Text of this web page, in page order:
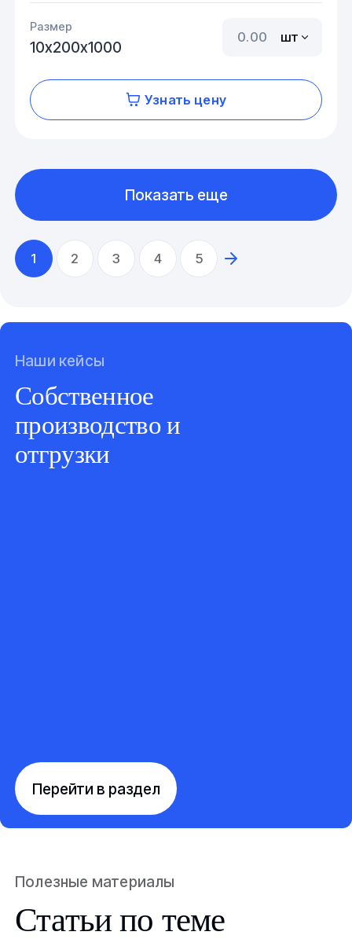
Размер
10х200х1000
шт
Узнать цену
1 2 3 4 5
Показать еще
Наши кейсы
Собственное
производство и
отгрузки
Перейти в раздел
Полезные материалы
Статьи по теме